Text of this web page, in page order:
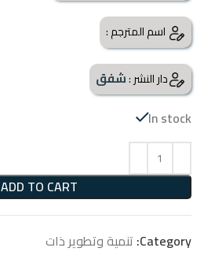
اسم المترجم :
دار النشر :شفق
In stock
ADD TO CART
Category: تنمية وتطوير ذات